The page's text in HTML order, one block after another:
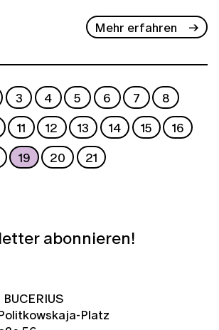
Mehr erfahren
3 4 5 6 7
8
11 12 13 14 15
16
19 20 21
abonnieren!
Platz